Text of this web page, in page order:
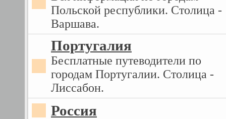
Польской республики. Столица -
Варшава.
Португалия
Бесплатные путеводители по
городам Португалии. Столица -
Лиссабон.
Россия